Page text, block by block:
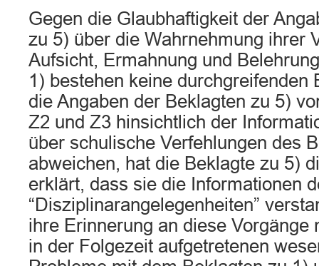
Gegen die Glaubhaftigkeit der
zu 5) über die Wahrnehmung ihrer
Aufsicht, Ermahnung und
1) bestehen keine durchgreifenden
die Angaben der Beklagten zu 5)
Z2 und Z3 hinsichtlich der
über schulische Verfehlungen des
abweichen, hat die Beklagte zu 5)
erklärt, dass sie die Informationen
“Disziplinarangelegenheiten”
ihre Erinnerung an diese Vorgänge
in der Folgezeit aufgetretenen